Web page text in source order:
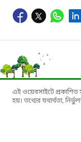
এই ওয়েবসাইটে প্রকাশিত
হয়। তথ্যের যথার্থতা,